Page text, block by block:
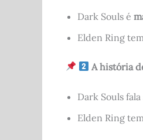
Dark Souls é
Elden Ring tem
A história
Dark Souls
Elden Ring